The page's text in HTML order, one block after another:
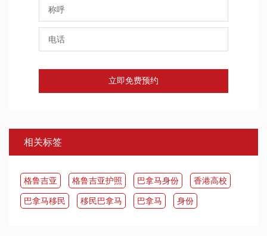
立即免费预约
相关标签
​格鲁吉亚 格鲁吉亚护照 巴拿马身份
香港高校
​巴拿马移民
移民巴拿马 ​巴拿马 身份